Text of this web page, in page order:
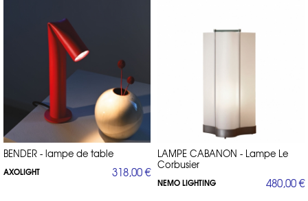
BENDER - lampe de table
AXOLIGHT 318,00 €
LAMPE CABANON - Lampe Le
Corbusier
NEMO LIGHTING 480,00 €